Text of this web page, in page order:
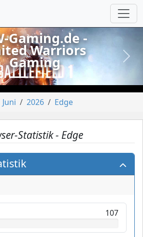
Gaming.de -
Warriors
Gaming
Juni 2026 Edge
Statistik - Edge
107